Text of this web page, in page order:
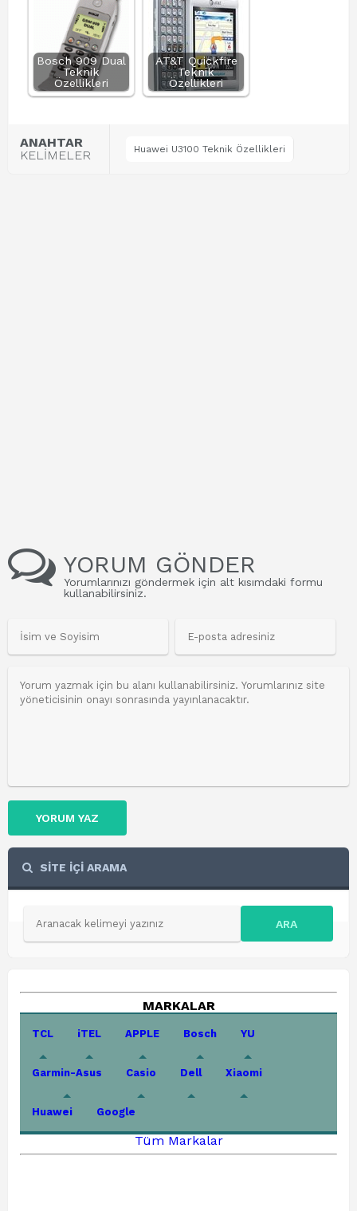
Bosch 909 Dual
Teknik
Özellikleri
AT&T Quickfire
Teknik
Özellikleri
ANAHTAR
KELİMELER
Huawei U3100 Teknik Özellikleri
YORUM GÖNDER
Yorumlarınızı göndermek için alt kısımdaki formu
kullanabilirsiniz.
YORUM YAZ
SİTE İÇİ ARAMA
ARA
MARKALAR
TCL iTEL APPLE Bosch YU
Garmin-Asus Casio Dell Xiaomi
Huawei Google
Tüm Markalar